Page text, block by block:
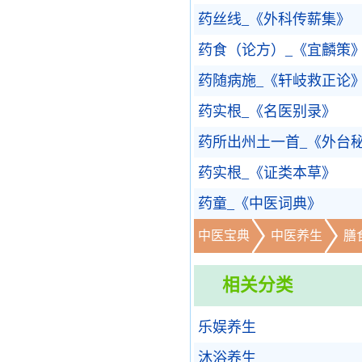
药丝线_《外科传薪集》
药食（论方）_《宜麟策》
药随病施_《轩岐救正论》
药实根_《名医别录》
药所出州土一首_《外台
药实根_《证类本草》
药童_《中医词典》
中医宝典 中医养生 膳
相关分类
乐娱养生
沐浴养生